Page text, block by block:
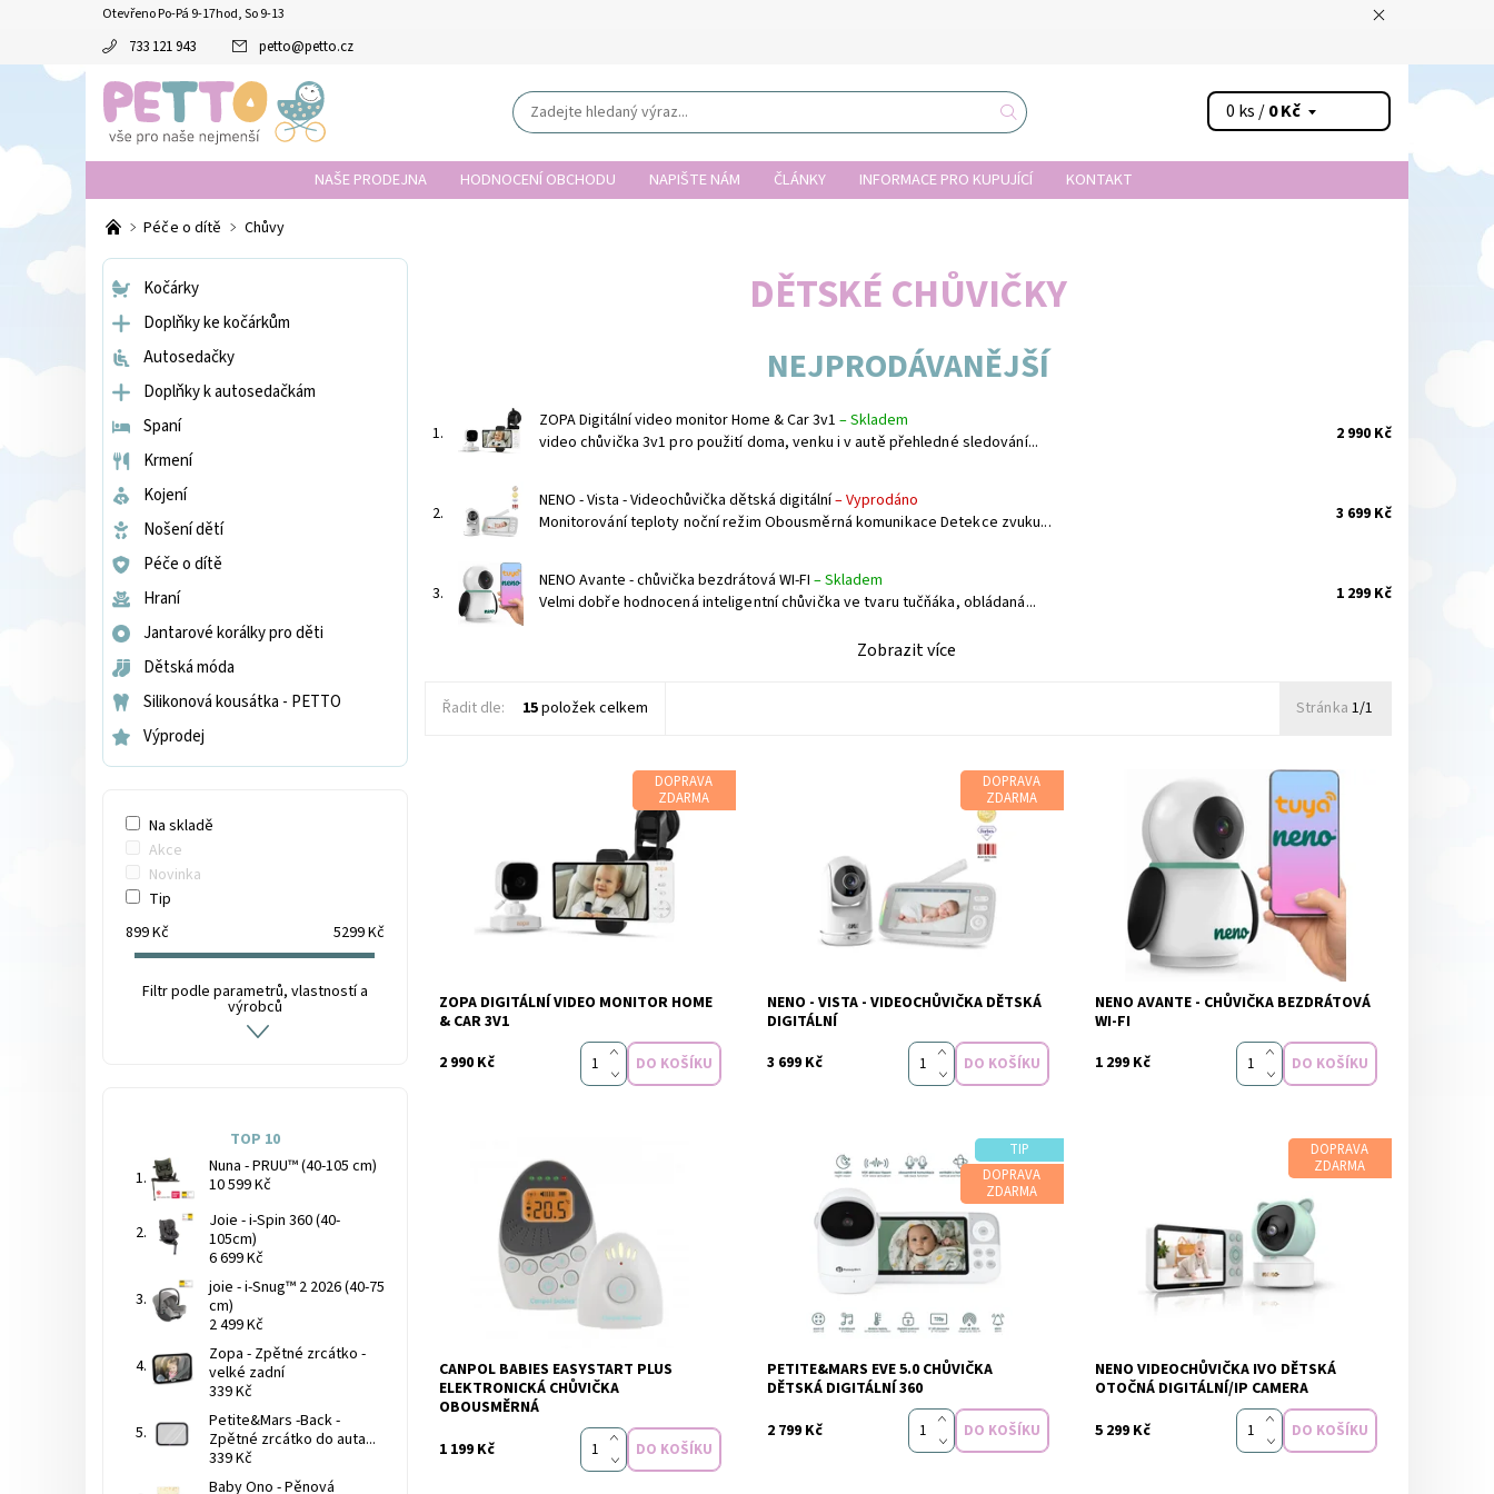
Otevřeno Po-Pá 9-17hod, So 9-13
733 121 943 petto@petto.cz
0 ks /0 Kč
NAŠE PRODEJNA HODNOCENÍ OBCHODU NAPIŠTE NÁM ČLÁNKY INFORMACE PRO KUPUJÍCÍ KONTAKT
Péče o dítě Chůvy
DĚTSKÉ CHŮVIČKY
NEJPRODÁVANĚJŠÍ
1.
ZOPA Digitální video monitor Home & Car 3v1 –Skladem
video chůvička 3v1 pro použití doma, venku i v autě přehledné sledování...
2 990 Kč
2.
NENO - Vista - Videochůvička dětská digitální–Vyprodáno
Monitorování teploty noční režim Obousměrná komunikace Detekce zvuku...
3 699 Kč
3.
NENO Avante - chůvička bezdrátová WI-FI –Skladem
Velmi dobře hodnocená inteligentní chůvička ve tvaru tučňáka, obládaná...
1 299 Kč
Zobrazit více
Řadit dle: 15položek celkem Stránka 1/1
DOPRAVA
ZDARMA
Dostupnost: Skladem
ZOPA DIGITÁLNÍ VIDEO MONITOR HOME
& CAR 3V1
2 990 Kč
DOPRAVA
ZDARMA
Vyprodáno
Značka: NENO
NENO - VISTA - VIDEOCHŮVIČKA DĚTSKÁ
DIGITÁLNÍ
3 699 Kč
Dostupnost: Skladem
Značka: NENO
NENO AVANTE - CHŮVIČKA BEZDRÁTOVÁ
WI-FI
1 299 Kč
Dostupnost:
Značka: Canpol
CANPOL BABIES EASYSTART PLUS
ELEKTRONICKÁ CHŮVIČKA
OBOUSMĚRNÁ
1 199 Kč
TIP
DOPRAVA
ZDARMA
PETITE&MARS EVE 5.0 CHŮVIČKA
DĚTSKÁ DIGITÁLNÍ 360
2 799 Kč
DOPRAVA
ZDARMA
Dostupnost: Skladem
NENO VIDEOCHŮVIČKA IVO DĚTSKÁ
OTOČNÁ DIGITÁLNÍ/IP CAMERA
5 299 Kč
Kočárky
Doplňky ke kočárkům
Autosedačky
Doplňky k autosedačkám
Spaní
Krmení
Kojení
Nošení dětí
Péče o dítě
Hraní
Jantarové korálky pro děti
Dětská móda
Silikonová kousátka - PETTO
Výprodej
Na skladě
Akce
Novinka
Tip
899Kč 5299Kč
Filtr podle parametrů, vlastností a
výrobců
TOP 10
Nuna - PRUU™ (40-105 cm)
10 599 Kč
Joie - i-Spin 360 (40-
105cm)
6 699 Kč
joie - i-Snug™ 2 2026 (40-75
cm)
2 499 Kč
Zopa - Zpětné zrcátko -
velké zadní
339 Kč
Petite&Mars -Back -
Zpětné zrcátko do auta...
339 Kč
Baby Ono - Pěnová